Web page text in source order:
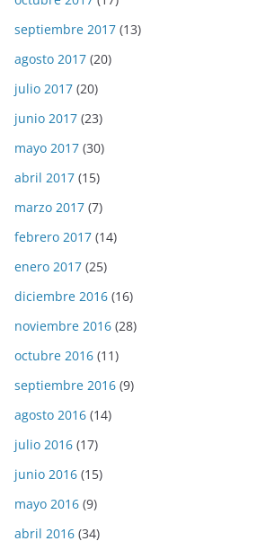
septiembre 2017 (13)
agosto 2017 (20)
julio 2017 (20)
junio 2017 (23)
mayo 2017 (30)
abril 2017 (15)
marzo 2017 (7)
febrero 2017 (14)
enero 2017 (25)
diciembre 2016 (16)
noviembre 2016 (28)
octubre 2016 (11)
septiembre 2016 (9)
agosto 2016 (14)
julio 2016 (17)
junio 2016 (15)
mayo 2016 (9)
abril 2016 (34)